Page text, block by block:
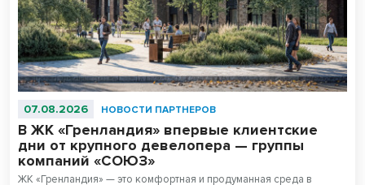
07.08.2026 НОВОСТИ ПАРТНЕРОВ
В ЖК «Гренландия» впервые клиентские
дни от крупного девелопера — группы
компаний «СОЮЗ»
ЖК «Гренландия» — это комфортная и продуманная среда в